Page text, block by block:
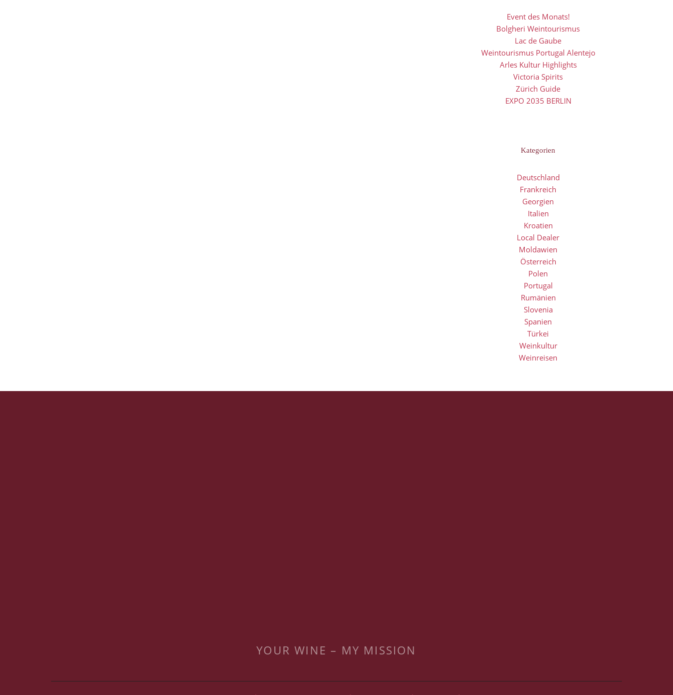
Event des Monats!
Bolgheri Weintourismus
Lac de Gaube
Weintourismus Portugal Alentejo
Arles Kultur Highlights
Victoria Spirits
Zürich Guide
EXPO 2035 BERLIN
Kategorien
Deutschland
Frankreich
Georgien
Italien
Kroatien
Local Dealer
Moldawien
Österreich
Polen
Portugal
Rumänien
Slovenia
Spanien
Türkei
Weinkultur
Weinreisen
YOUR WINE – MY MISSION